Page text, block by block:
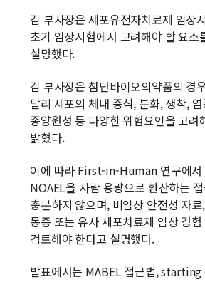
김 부사장은 세포유전자치료제 임상
초기 임상시험에서 고려해야 할 요소
설명했다.
김 부사장은 첨단바이오의약품의 경
달리 세포의 체내 증식, 분화, 생착,
종양원성 등 다양한 위험요인을 고려
밝혔다.
이에 따라 First-in-Human 연구에서
NOAEL을 사람 용량으로 환산하는
충분하지 않으며, 비임상 안전성 자
동종 또는 유사 세포치료제 임상 경
검토해야 한다고 설명했다.
발표에서는 MABEL 접근법,